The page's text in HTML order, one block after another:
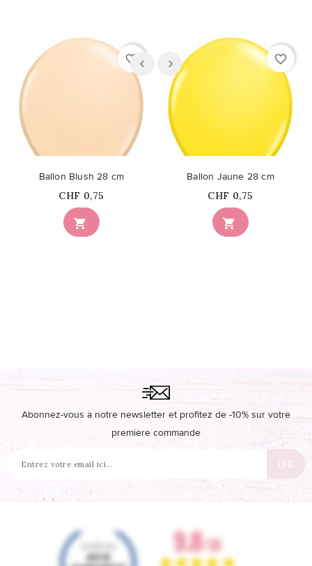
favorite_border

Ballon Blush 28 cm
Prix
CHF 0,75
favorite_border

Ballon Jaune 28 cm
Prix
CHF 0,75
Abonnez-vous à notre newsletter et profitez de -10% sur votre
première commande